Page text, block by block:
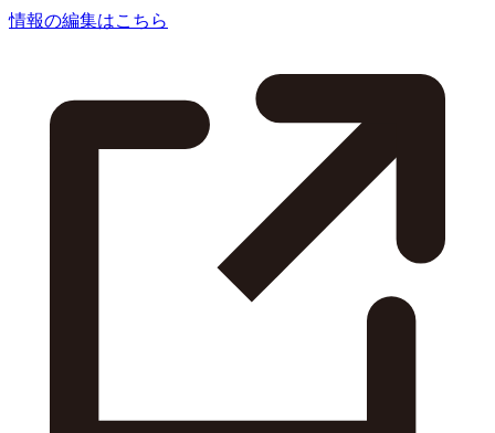
情報の編集はこちら